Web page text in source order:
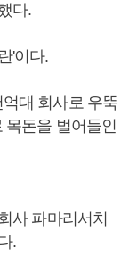
다.
'이다.
대 회사로 우뚝
목돈을 벌어들인
사 파마리서치
.